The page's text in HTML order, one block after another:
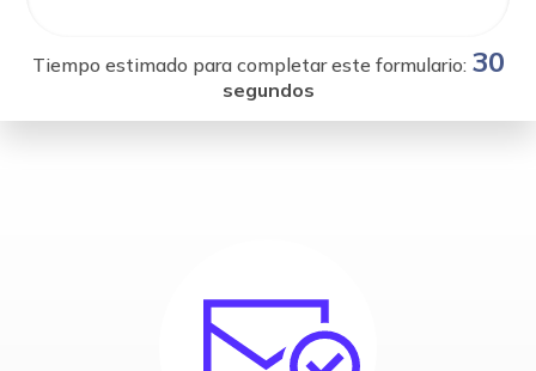
Tiempo estimado para completar este formulario: 30
segundos